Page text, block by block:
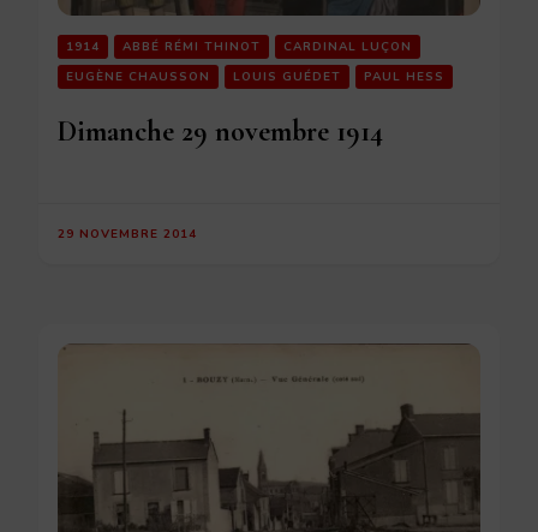
1914 ABBÉ RÉMI THINOT
CARDINAL LUÇON
EUGÈNE CHAUSSON
LOUIS GUÉDET PAUL HESS
Dimanche 29 novembre 1914
29 NOVEMBRE 2014